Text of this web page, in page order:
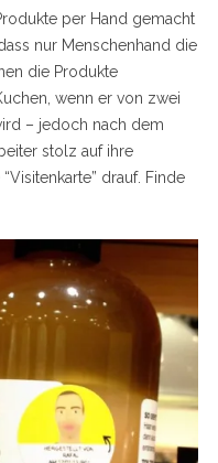
per Hand gemacht
nur Menschenhand die
die Produkte
wenn er von zwei
– jedoch nach dem
stolz auf ihre
drauf. Finde